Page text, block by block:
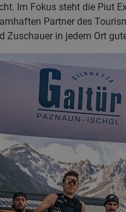
Im Fokus steht die Piut
Partner des
Zuschauer in jedem Ort